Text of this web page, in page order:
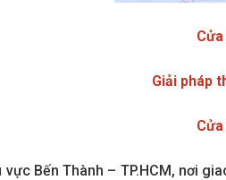
Giải pháp
vực Bến Thành – TP.HCM, nơi